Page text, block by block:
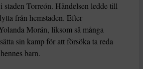
staden Torreón. Händelsen ledde till
från hemstaden. Efter
Morán, liksom så många
sin kamp för att försöka ta reda
barn.